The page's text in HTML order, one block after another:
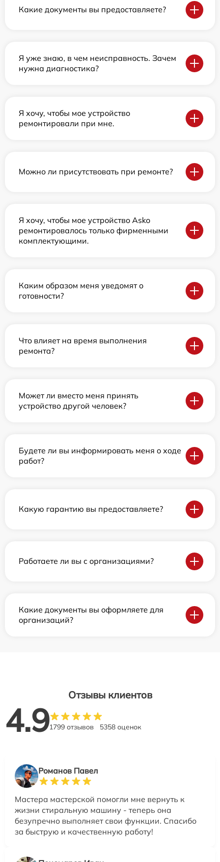
Какие документы вы предоставляете?
Я уже знаю, в чем неисправность. Зачем
нужна диагностика?
Я хочу, чтобы мое устройство
ремонтировали при мне.
Можно ли присутствовать при ремонте?
Я хочу, чтобы мое устройство Asko
ремонтировалось только фирменными
комплектующими.
Каким образом меня уведомят о
готовности?
Что влияет на время выполнения
ремонта?
Может ли вместо меня принять
устройство другой человек?
Будете ли вы информировать меня о ходе
работ?
Какую гарантию вы предоставляете?
Работаете ли вы с организациями?
Какие документы вы оформляете для
организаций?
Отзывы клиентов
4.91799 отзывов 5358 оценок
Романов Павел
Мастера мастерской помогли мне вернуть к
жизни стиральную машину - теперь она
безупречно выполняет свои функции. Спасибо
за быструю и качественную работу!